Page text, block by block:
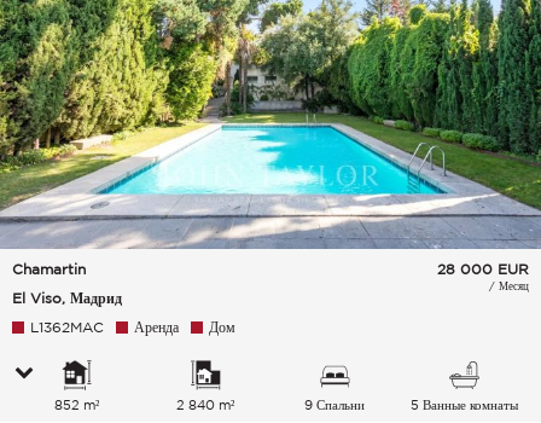
Chamartin
El Viso, Мадрид
28 000 EUR
/ Месяц
L1362MAC Аренда Дом
852 m² 2 840 m² 9 Спальни 5 Ванные комнаты